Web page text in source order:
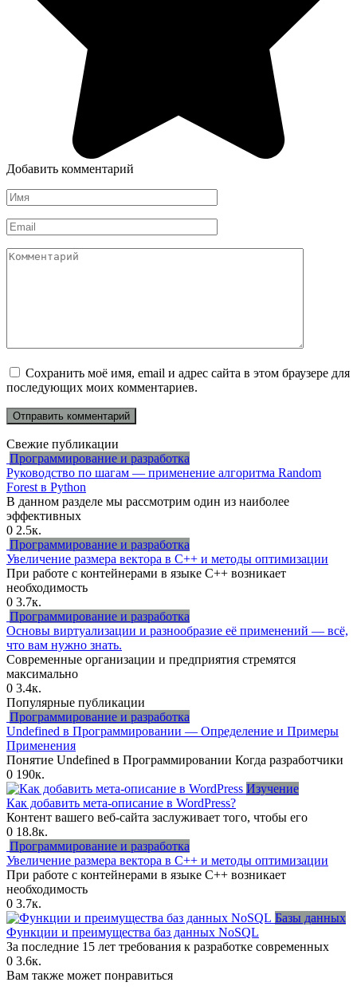
Добавить комментарий
Имя
*
Email
*
Комментарий
Сохранить моё имя, email и адрес сайта в этом браузере для
последующих моих комментариев.
Свежие публикации
Программирование и разработка
Руководство по шагам — применение алгоритма Random
Forest в Python
В данном разделе мы рассмотрим один из наиболее
эффективных
0 2.5к.
Программирование и разработка
Увеличение размера вектора в C++ и методы оптимизации
При работе с контейнерами в языке C++ возникает
необходимость
0 3.7к.
Программирование и разработка
Основы виртуализации и разнообразие её применений — всё,
что вам нужно знать.
Современные организации и предприятия стремятся
максимально
0 3.4к.
Популярные публикации
Программирование и разработка
Undefined в Программировании — Определение и Примеры
Применения
Понятие Undefined в Программировании Когда разработчики
0 190к.
Изучение
Как добавить мета-описание в WordPress?
Контент вашего веб-сайта заслуживает того, чтобы его
0 18.8к.
Программирование и разработка
Увеличение размера вектора в C++ и методы оптимизации
При работе с контейнерами в языке C++ возникает
необходимость
0 3.7к.
Базы данных
Функции и преимущества баз данных NoSQL
За последние 15 лет требования к разработке современных
0 3.6к.
Вам также может понравиться